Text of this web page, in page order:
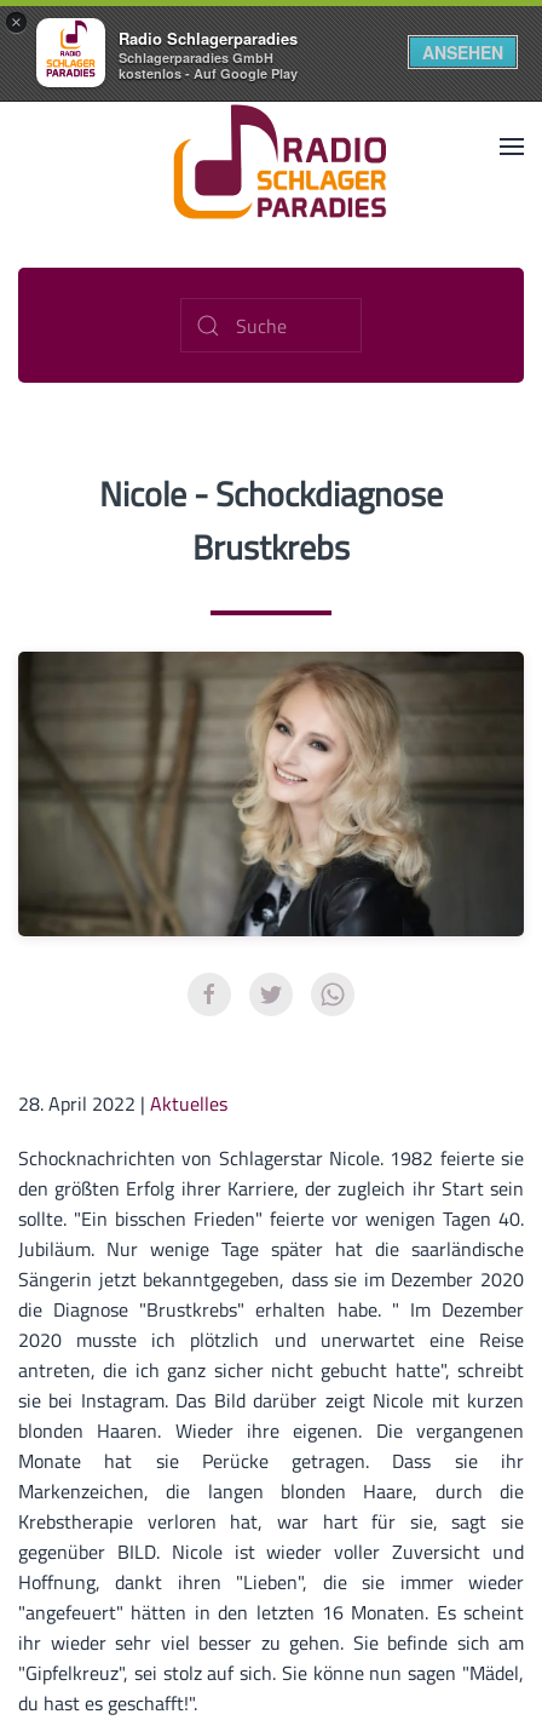
×
Radio Schlagerparadies
Schlagerparadies GmbH
kostenlos - Auf Google Play
ANSEHEN
Nicole - Schockdiagnose
Brustkrebs
28. April 2022 | Aktuelles
Schocknachrichten von Schlagerstar Nicole. 1982 feierte sie
den größten Erfolg ihrer Karriere, der zugleich ihr Start sein
sollte. "Ein bisschen Frieden" feierte vor wenigen Tagen 40.
Jubiläum. Nur wenige Tage später hat die saarländische
Sängerin jetzt bekanntgegeben, dass sie im Dezember 2020
die Diagnose "Brustkrebs" erhalten habe. " Im Dezember
2020 musste ich plötzlich und unerwartet eine Reise
antreten, die ich ganz sicher nicht gebucht hatte", schreibt
sie bei Instagram. Das Bild darüber zeigt Nicole mit kurzen
blonden Haaren. Wieder ihre eigenen. Die vergangenen
Monate hat sie Perücke getragen. Dass sie ihr
Markenzeichen, die langen blonden Haare, durch die
Krebstherapie verloren hat, war hart für sie, sagt sie
gegenüber BILD. Nicole ist wieder voller Zuversicht und
Hoffnung, dankt ihren "Lieben", die sie immer wieder
"angefeuert" hätten in den letzten 16 Monaten. Es scheint
ihr wieder sehr viel besser zu gehen. Sie befinde sich am
"Gipfelkreuz", sei stolz auf sich. Sie könne nun sagen "Mädel,
du hast es geschafft!".